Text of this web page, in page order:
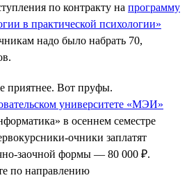
по контракту на программу
в практической психологии»
надо было набрать 70,
приятнее. Вот пруфы.
университете «МЭИ»
в осеннем семестре
очники заплатят
заочной формы — 80 000 ₽.
по направлению